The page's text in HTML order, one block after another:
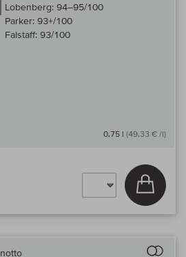
Lobenberg: 94–95/100
Parker: 93+/100
Falstaff: 93/100
0,75 l (49,33 € /l)
In